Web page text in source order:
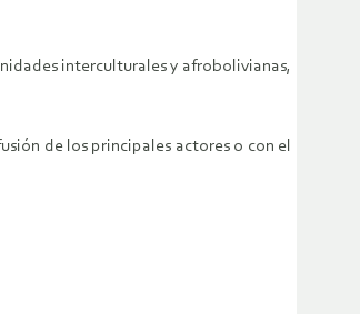
interculturales y afrobolivianas,
de los principales actores o con el